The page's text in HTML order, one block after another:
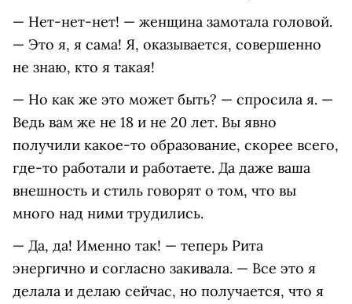
— Нет-нет-нет! — женщина замотала головой.
— Это я, я сама! Я, оказывается, совершенно
не знаю, кто я такая!
— Но как же это может быть? — спросила я. —
Ведь вам же не 18 и не 20 лет. Вы явно
получили какое-то образование, скорее всего,
где-то работали и работаете. Да даже ваша
внешность и стиль говорят о том, что вы
много над ними трудились.
— Да, да! Именно так! — теперь Рита
энергично и согласно закивала. — Все это я
делала и делаю сейчас, но получается, что я